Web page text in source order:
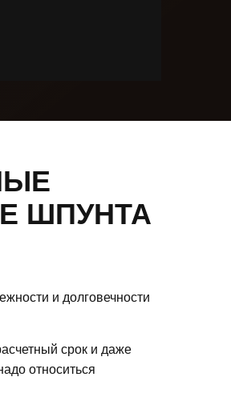
ШПУНТА
и долговечности
срок и даже
относиться